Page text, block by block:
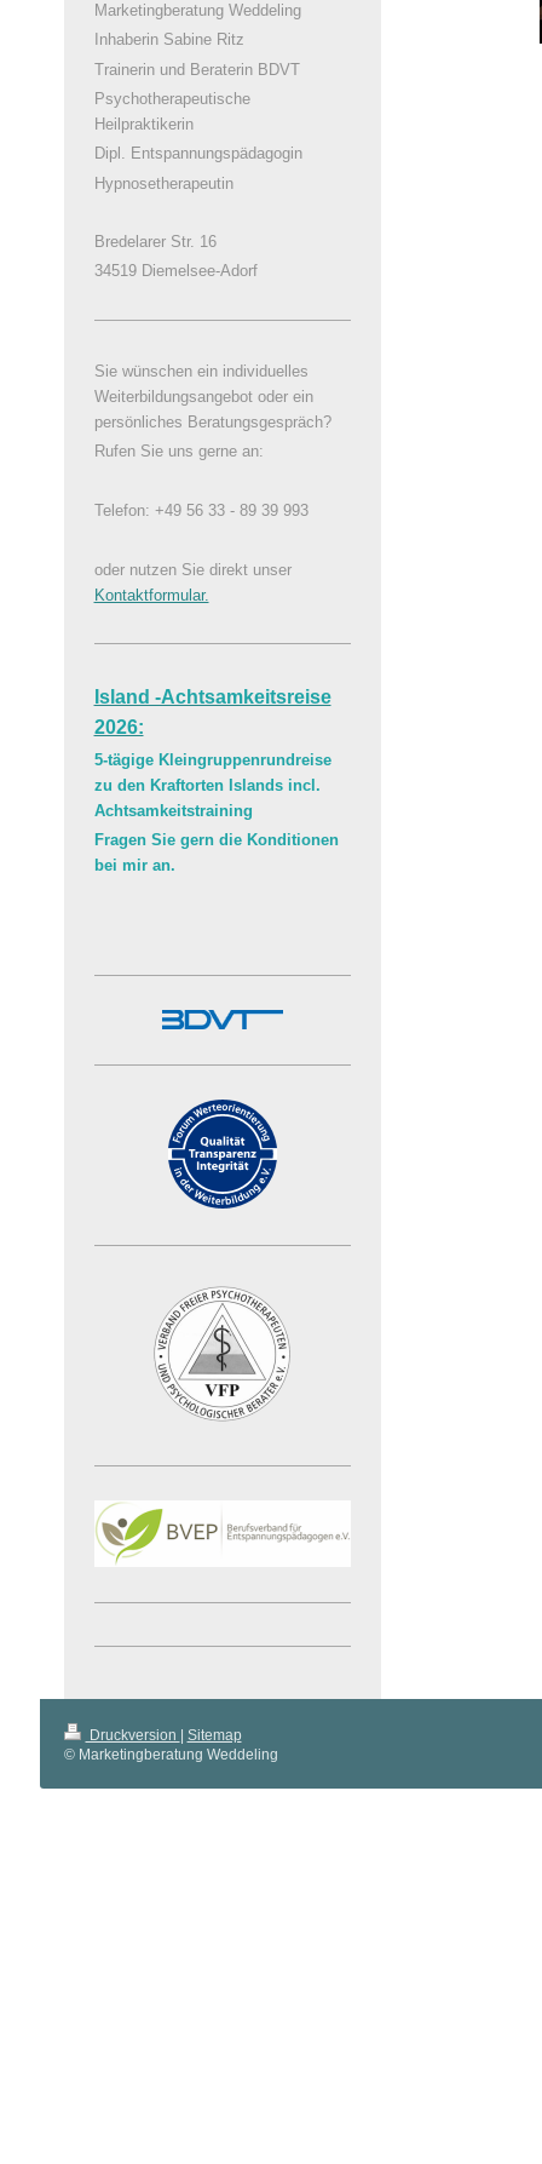
Marketingberatung Weddeling
Inhaberin Sabine Ritz
Trainerin und Beraterin BDVT
Psychotherapeutische
Heilpraktikerin
Dipl. Entspannungspädagogin
Hypnosetherapeutin
Bredelarer Str. 16
34519 Diemelsee-Adorf
Sie wünschen ein individuelles
Weiterbildungsangebot oder ein
persönliches Beratungsgespräch?
Rufen Sie uns gerne an:
Telefon: +49 56 33 - 89 39 993
oder nutzen Sie direkt unser
Kontaktformular.
Island -Achtsamkeitsreise
2026:
5-tägige Kleingruppenrundreise
zu den Kraftorten Islands incl.
Achtsamkeitstraining
Fragen Sie gern die Konditionen
bei mir an.
Druckversion | Sitemap
© Marketingberatung Weddeling